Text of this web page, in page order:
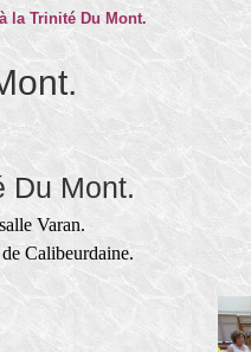
la Trinité Du Mont.
Du Mont.
Varan.
Calibeurdaine.